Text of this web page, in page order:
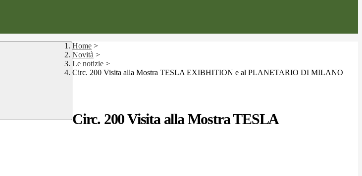
Home >
Novità >
Le notizie >
Circ. 200 Visita alla Mostra TESLA EXIBHITION e al PLANETARIO DI MILANO
Circ. 200 Visita alla Mostra TESLA